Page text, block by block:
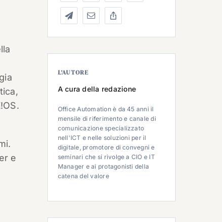
e
L’AUTORE
A cura della redazione
Office Automation è da 45 anni il
mensile di riferimento e canale di
comunicazione specializzato
nell'ICT e nelle soluzioni per il
digitale, promotore di convegni e
seminari che si rivolge a CIO e IT
Manager e ai protagonisti della
catena del valore